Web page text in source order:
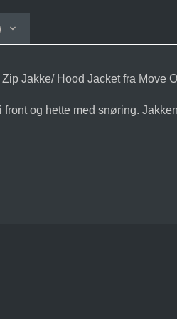
Jakke/ Hood Jacket fra Move
og hette med snøring.